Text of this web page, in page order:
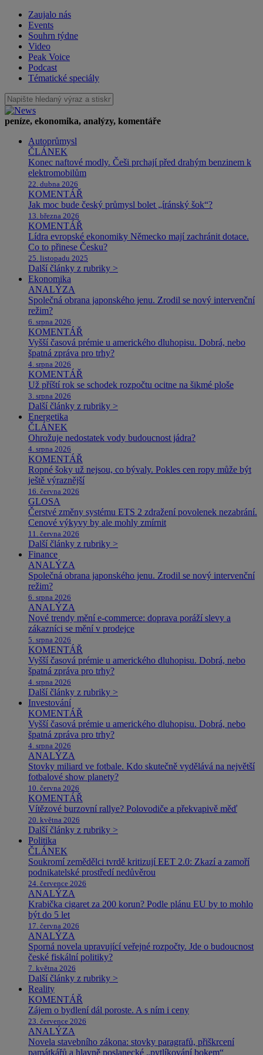
Zaujalo nás
Events
Souhrn týdne
Video
Peak Voice
Podcast
Tématické speciály
peníze, ekonomika, analýzy, komentáře
Autoprůmysl
ČLÁNEK
Konec naftové modly. Češi prchají před drahým benzinem k
elektromobilům
22. dubna 2026
KOMENTÁŘ
Jak moc bude český průmysl bolet „íránský šok“?
13. března 2026
KOMENTÁŘ
Lídra evropské ekonomiky Německo mají zachránit dotace.
Co to přinese Česku?
25. listopadu 2025
Další články z rubriky >
Ekonomika
ANALÝZA
Společná obrana japonského jenu. Zrodil se nový intervenční
režim?
6. srpna 2026
KOMENTÁŘ
Vyšší časová prémie u amerického dluhopisu. Dobrá, nebo
špatná zpráva pro trhy?
4. srpna 2026
KOMENTÁŘ
Už příští rok se schodek rozpočtu ocitne na šikmé ploše
3. srpna 2026
Další články z rubriky >
Energetika
ČLÁNEK
Ohrožuje nedostatek vody budoucnost jádra?
4. srpna 2026
KOMENTÁŘ
Ropné šoky už nejsou, co bývaly. Pokles cen ropy může být
ještě výraznější
16. června 2026
GLOSA
Čerstvé změny systému ETS 2 zdražení povolenek nezabrání.
Cenové výkyvy by ale mohly zmírnit
11. června 2026
Další články z rubriky >
Finance
ANALÝZA
Společná obrana japonského jenu. Zrodil se nový intervenční
režim?
6. srpna 2026
ANALÝZA
Nové trendy mění e-commerce: doprava poráží slevy a
zákazníci se mění v prodejce
5. srpna 2026
KOMENTÁŘ
Vyšší časová prémie u amerického dluhopisu. Dobrá, nebo
špatná zpráva pro trhy?
4. srpna 2026
Další články z rubriky >
Investování
KOMENTÁŘ
Vyšší časová prémie u amerického dluhopisu. Dobrá, nebo
špatná zpráva pro trhy?
4. srpna 2026
ANALÝZA
Stovky miliard ve fotbale. Kdo skutečně vydělává na největší
fotbalové show planety?
10. června 2026
KOMENTÁŘ
Vítězové burzovní rallye? Polovodiče a překvapivě měď
20. května 2026
Další články z rubriky >
Politika
ČLÁNEK
Soukromí zemědělci tvrdě kritizují EET 2.0: Zkazí a zamoří
podnikatelské prostředí nedůvěrou
24. července 2026
ANALÝZA
Krabička cigaret za 200 korun? Podle plánu EU by to mohlo
být do 5 let
17. června 2026
ANALÝZA
Sporná novela upravující veřejné rozpočty. Jde o budoucnost
české fiskální politiky?
7. května 2026
Další články z rubriky >
Reality
KOMENTÁŘ
Zájem o bydlení dál poroste. A s ním i ceny
23. července 2026
ANALÝZA
Novela stavebního zákona: stovky paragrafů, přiškrcení
památkářů a hlavně poslanecké „pytlíkování bokem“